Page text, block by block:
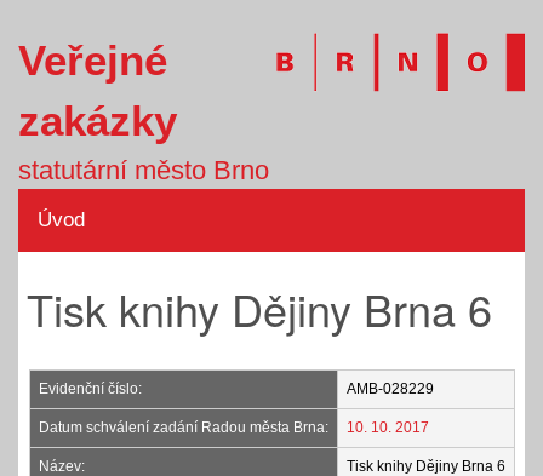
Veřejné
zakázky
statutární město Brno
Úvod
Tisk knihy Dějiny Brna 6
Evidenční číslo: AMB-028229
Datum schválení zadání Radou města Brna: 10. 10. 2017
Název: Tisk knihy Dějiny Brna 6